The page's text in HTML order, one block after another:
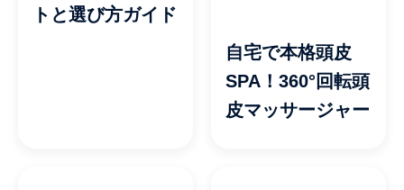
トと選び方ガイド
自宅で本格頭皮
SPA！360°回転頭
皮マッサージャー